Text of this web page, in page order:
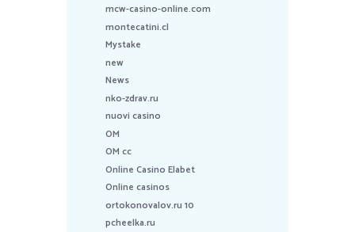
mcw-casino-online.com
montecatini.cl
Mystake
new
News
nko-zdrav.ru
nuovi casino
OM
OM cc
Online Casino Elabet
Online casinos
ortokonovalov.ru 10
pcheelka.ru